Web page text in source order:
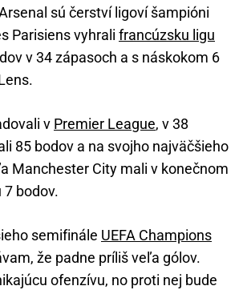
sú čerství ligoví šampióni
Parisiens vyhrali francúzsku ligu
v 34 zápasoch a s náskokom 6
v Premier League, v 38
85 bodov a na svojho najväčšieho
Manchester City mali v konečnom
7 bodov.
semifinále UEFA Champions
že padne príliš veľa gólov.
ofenzívu, no proti nej bude